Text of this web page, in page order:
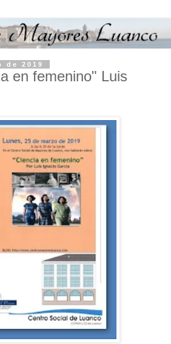
de 2019
en femenino" Luis